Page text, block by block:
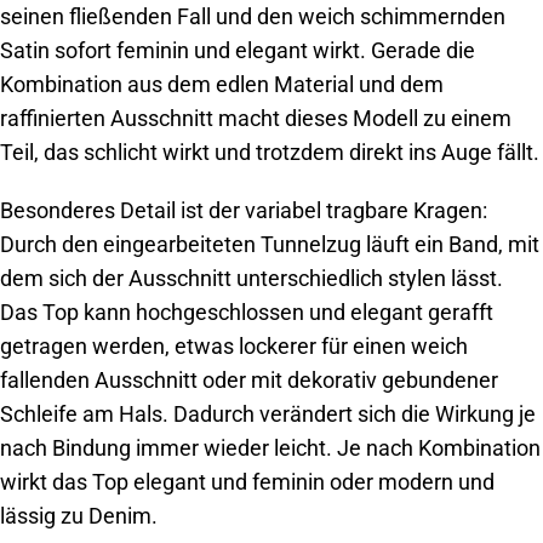
seinen fließenden Fall und den weich schimmernden
Satin sofort feminin und elegant wirkt. Gerade die
Kombination aus dem edlen Material und dem
raffinierten Ausschnitt macht dieses Modell zu einem
Teil, das schlicht wirkt und trotzdem direkt ins Auge fällt.
Besonderes Detail ist der variabel tragbare Kragen:
Durch den eingearbeiteten Tunnelzug läuft ein Band, mit
dem sich der Ausschnitt unterschiedlich stylen lässt.
Das Top kann hochgeschlossen und elegant gerafft
getragen werden, etwas lockerer für einen weich
fallenden Ausschnitt oder mit dekorativ gebundener
Schleife am Hals. Dadurch verändert sich die Wirkung je
nach Bindung immer wieder leicht. Je nach Kombination
wirkt das Top elegant und feminin oder modern und
lässig zu Denim.